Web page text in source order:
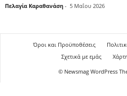
Πελαγία Καραθανάση - 5 Μαΐου 2026
Όροι και Προϋποθέσεις
Σχετικά με εμάς
© Newsmag WordPress